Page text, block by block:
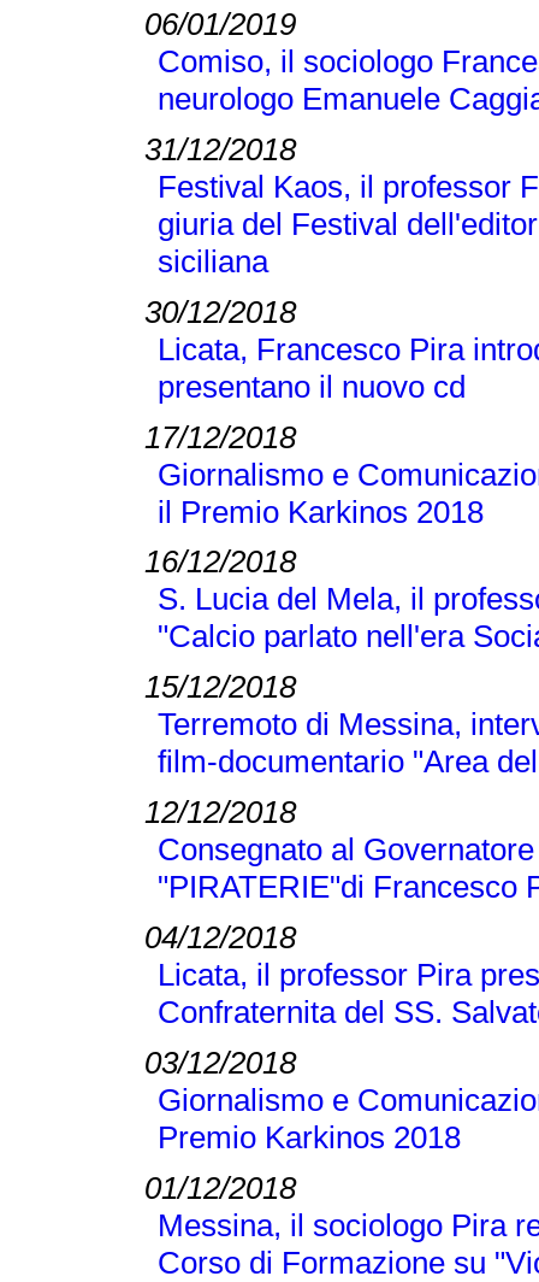
06/01/2019
Comiso, il sociologo
neurologo Emanuele
31/12/2018
Festival Kaos, il professor
giuria del Festival
siciliana
30/12/2018
Licata, Francesco Pira
presentano il nuovo cd
17/12/2018
Giornalismo e
il Premio Karkinos 2018
16/12/2018
S. Lucia del Mela, il
"Calcio parlato nell'era
15/12/2018
Terremoto di Messina,
film-documentario "Area
12/12/2018
Consegnato al
"PIRATERIE"di Francesco
04/12/2018
Licata, il professor Pira
Confraternita del SS.
03/12/2018
Giornalismo e
Premio Karkinos 2018
01/12/2018
Messina, il sociologo Pira
Corso di Formazione su